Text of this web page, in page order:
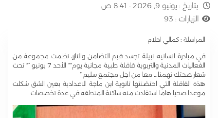
بتاريخ : يونيو 9, 2026 - 8:41 ص
الزيارات : 93
المراسلة : كمالي احلام
في مبادرة انسانيه نبيلة تجسد قيم التضامن والتازر، نظمت مجموعة من
الفعاليات المدنية والتربوية قافلة طبية مجانية يوم”” الأحد 7 يونيو “” تحت
شعار صحتك تهمنا… معا من اجل مجتمع سليم ”
هذه القافلة التي احتضنتها تانوية ابن ماجة الاعدادية بعين الشق شكلت
موعدا صحيا هاما استفادت منه ساكنة المنطقه في عدة تخصصات